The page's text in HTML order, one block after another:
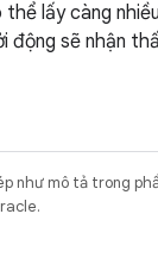
lấy càng
sẽ nhận
như mô tả trong